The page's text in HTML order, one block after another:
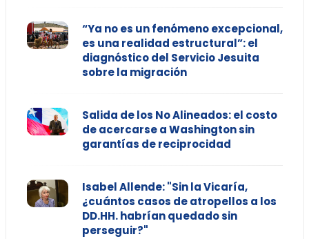
“Ya no es un fenómeno excepcional,
es una realidad estructural”: el
diagnóstico del Servicio Jesuita
sobre la migración
Salida de los No Alineados: el costo
de acercarse a Washington sin
garantías de reciprocidad
Isabel Allende: "Sin la Vicaría,
¿cuántos casos de atropellos a los
DD.HH. habrían quedado sin
perseguir?"